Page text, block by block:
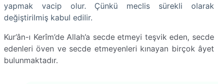
yapmak vacip olur. Çünkü meclis sürekli olarak
değiştirilmiş kabul edilir.
Kur’ân-ı Kerîm’de Allah’a secde etmeyi teşvik eden, secde
edenleri öven ve secde etmeyenleri kınayan birçok âyet
bulunmaktadır.